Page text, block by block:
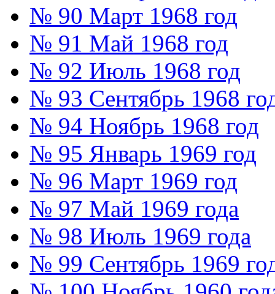
№ 90 Март 1968 год
№ 91 Май 1968 год
№ 92 Июль 1968 год
№ 93 Сентябрь 1968
№ 94 Ноябрь 1968 год
№ 95 Январь 1969 год
№ 96 Март 1969 год
№ 97 Май 1969 года
№ 98 Июль 1969 года
№ 99 Сентябрь 1969